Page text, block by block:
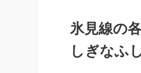
氷見線の
しぎなふ